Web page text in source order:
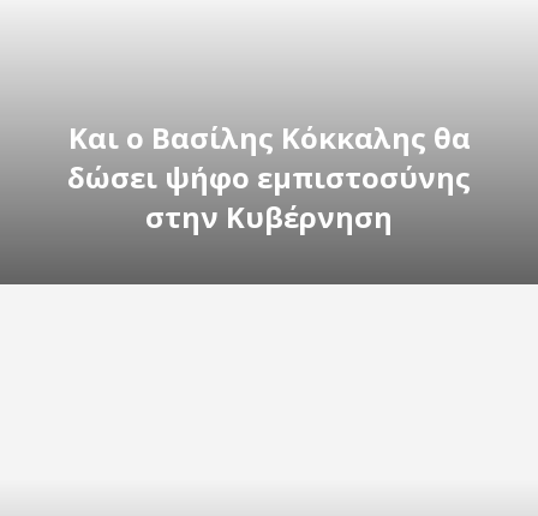
Και ο Βασίλης Κόκκαλης θα
δώσει ψήφο εμπιστοσύνης
στην Κυβέρνηση